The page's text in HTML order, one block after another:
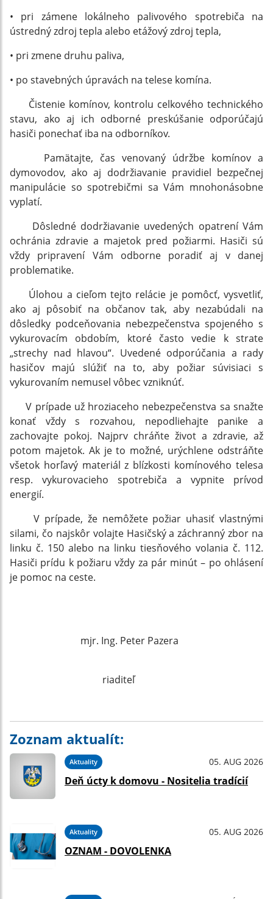
• pri zámene lokálneho palivového spotrebiča na
ústredný zdroj tepla alebo etážový zdroj tepla,
• pri zmene druhu paliva,
• po stavebných úpravách na telese komína.
Čistenie komínov, kontrolu celkového technického
stavu, ako aj ich odborné preskúšanie odporúčajú
hasiči ponechať iba na odborníkov.
Pamätajte, čas venovaný údržbe komínov a
dymovodov, ako aj dodržiavanie pravidiel bezpečnej
manipulácie so spotrebičmi sa Vám mnohonásobne
vyplatí.
Dôsledné dodržiavanie uvedených opatrení Vám
ochránia zdravie a majetok pred požiarmi. Hasiči sú
vždy pripravení Vám odborne poradiť aj v danej
problematike.
Úlohou a cieľom tejto relácie je pomôcť, vysvetliť,
ako aj pôsobiť na občanov tak, aby nezabúdali na
dôsledky podceňovania nebezpečenstva spojeného s
vykurovacím obdobím, ktoré často vedie k strate
„strechy nad hlavou“. Uvedené odporúčania a rady
hasičov majú slúžiť na to, aby požiar súvisiaci s
vykurovaním nemusel vôbec vzniknúť.
V prípade už hroziaceho nebezpečenstva sa snažte
konať vždy s rozvahou, nepodliehajte panike a
zachovajte pokoj. Najprv chráňte život a zdravie, až
potom majetok. Ak je to možné, urýchlene odstráňte
všetok horľavý materiál z blízkosti komínového telesa
resp. vykurovacieho spotrebiča a vypnite prívod
energií.
V prípade, že nemôžete požiar uhasiť vlastnými
silami, čo najskôr volajte Hasičský a záchranný zbor na
linku č. 150 alebo na linku tiesňového volania č. 112.
Hasiči prídu k požiaru vždy za pár minút – po ohlásení
je pomoc na ceste.
mjr. Ing. Peter Pazera
riaditeľ
Zoznam aktualít:
Aktuality 05. AUG 2026
Deň úcty k domovu - Nositelia tradícií
Aktuality 05. AUG 2026
OZNAM - DOVOLENKA